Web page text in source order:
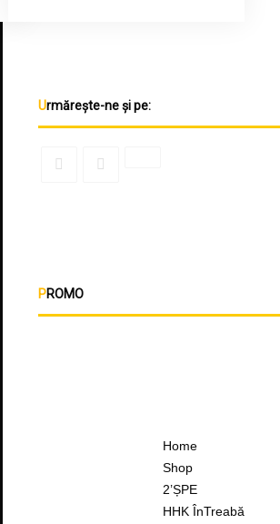
Urmărește-ne și pe:
PROMO
Home
Shop
2’ȘPE
HHK ÎnTreabă